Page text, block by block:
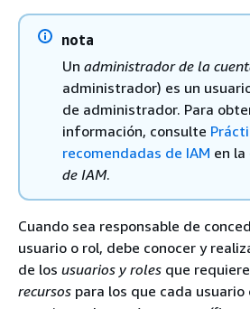
nota
Un administrador de la
administrador) es un
de administrador. Para
información, consulte
recomendadas de IAM en la
de IAM.
Cuando sea responsable de
usuario o rol, debe conocer y
de los usuarios y roles que
recursos para los que cada usuario